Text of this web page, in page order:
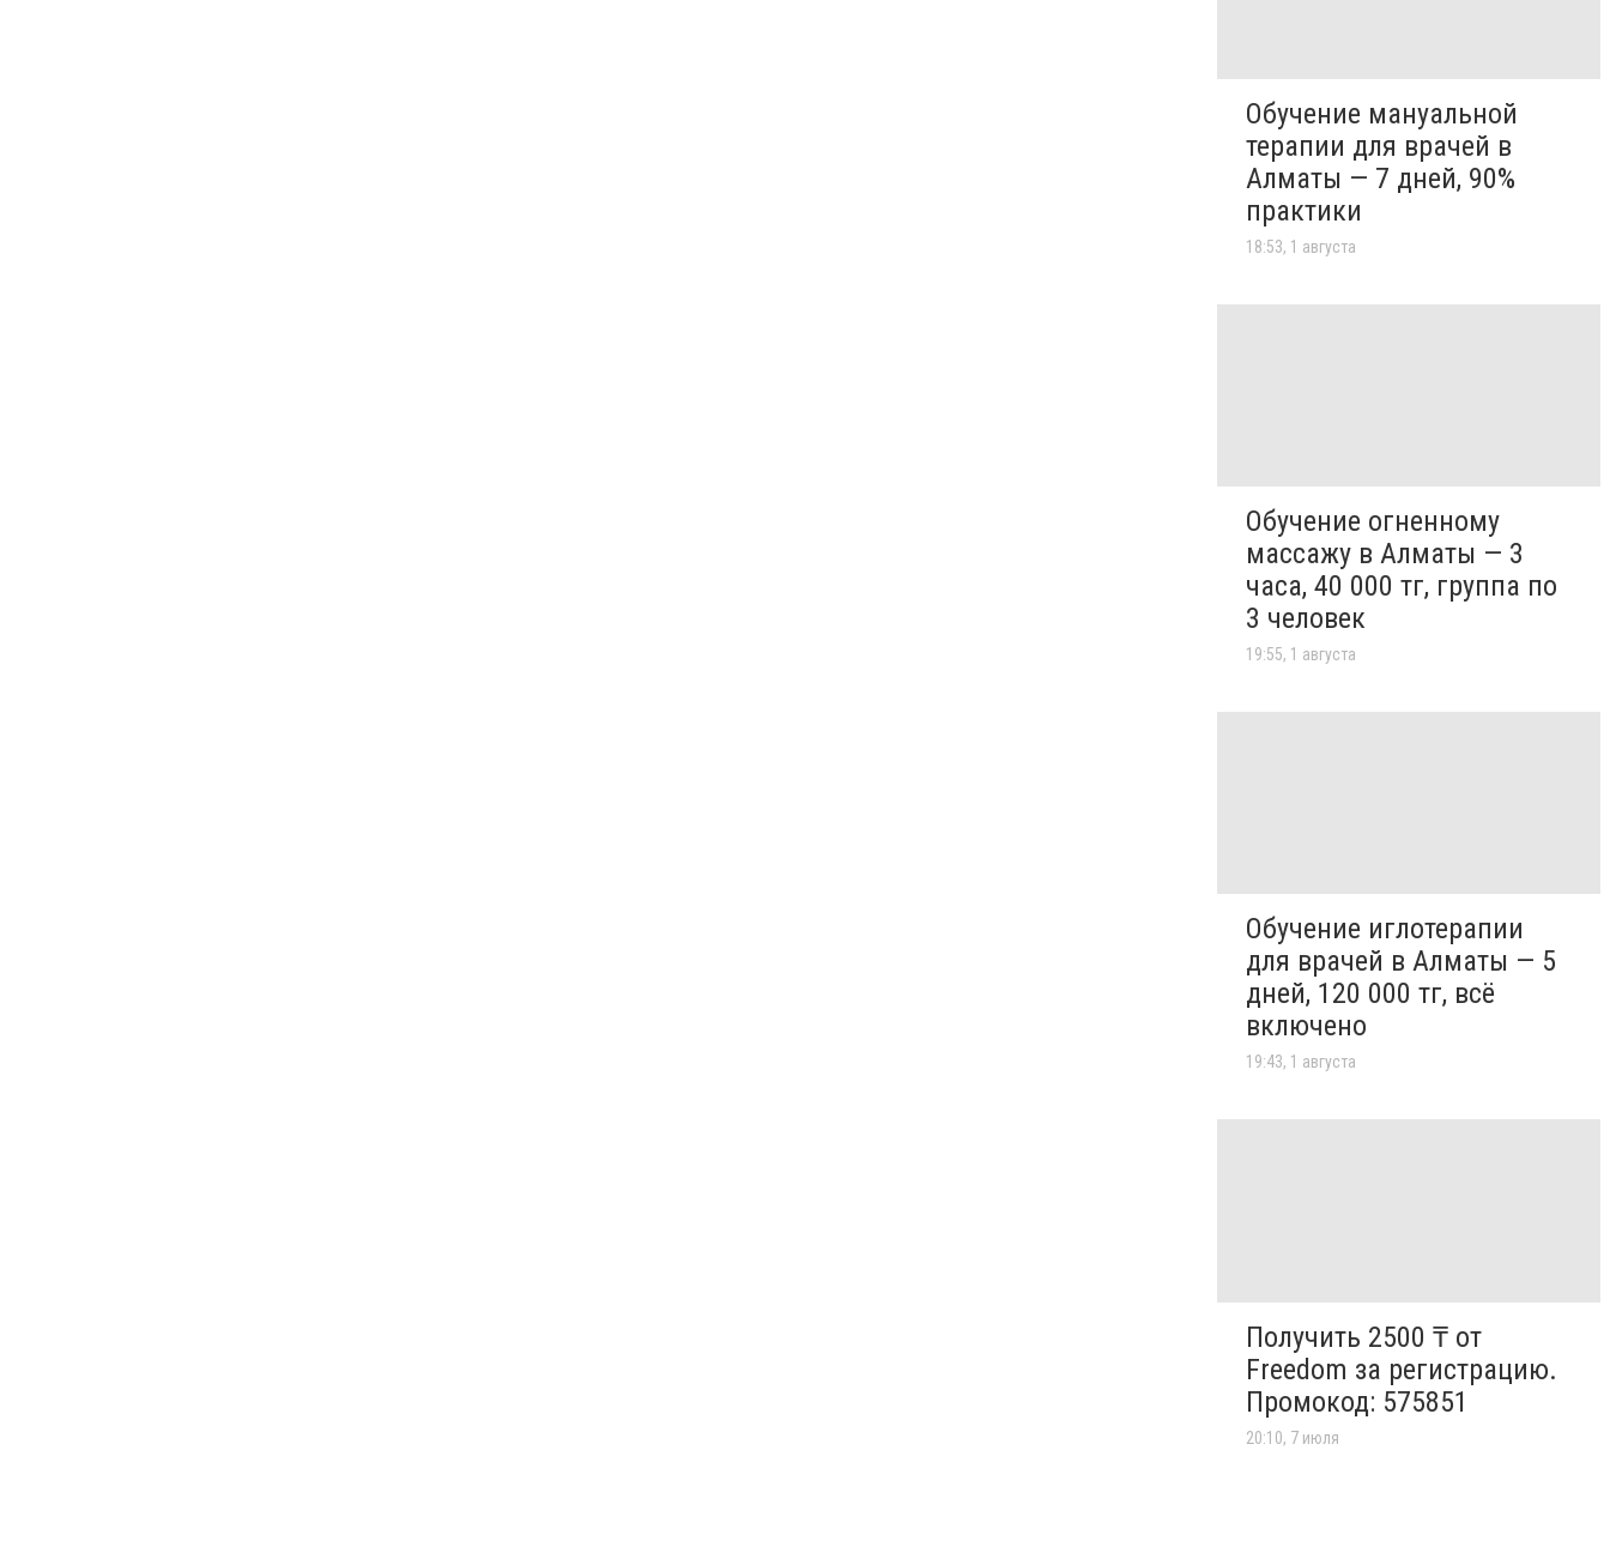
Обучение мануальной
терапии для врачей в
Алматы — 7 дней, 90%
практики
18:53, 1 августа
Обучение огненному
массажу в Алматы — 3
часа, 40 000 тг, группа по
3 человек
19:55, 1 августа
Обучение иглотерапии
для врачей в Алматы — 5
дней, 120 000 тг, всё
включено
19:43, 1 августа
Получить 2500 ₸ от
Freedom за регистрацию.
Промокод: 575851
20:10, 7 июля